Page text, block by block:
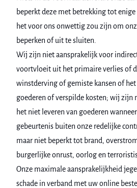
beperkt deze met betrekking tot
het voor ons onwettig zou zijn om
beperken of uit te sluiten.
Wij zijn niet aansprakelijk voor
voortvloeit uit het primaire verlies of
winstderving of gemiste kansen of het
goederen of verspilde kosten; wij zijn
het niet leveren van goederen
gebeurtenis buiten onze redelijke
maar niet beperkt tot brand,
burgerlijke onrust, oorlog en
Onze maximale aansprakelijkheid
schade in verband met uw online